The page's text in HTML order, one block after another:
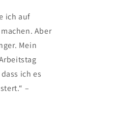
ich auf
Aber
Mein
ich es
–